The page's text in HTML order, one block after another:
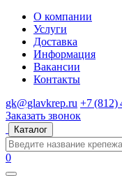
О компании
Услуги
Доставка
Информация
Вакансии
Контакты
gk@glavkrep.ru +7 (812)
Заказать звонок
Каталог
0